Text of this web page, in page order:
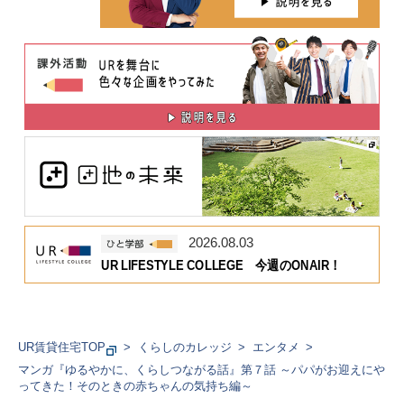
2026.08.03
UR LIFESTYLE COLLEGE 今週のONAIR！
UR賃貸住宅TOP くらしのカレッジ
エンタメ
マンガ『ゆるやかに、くらしつながる話』第７話 ～パパがお迎えにや
ってきた！そのときの赤ちゃんの気持ち編～